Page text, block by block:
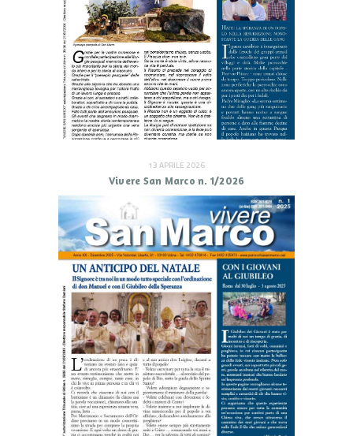
13 APRILE 2026
Vivere San Marco n. 1/2026